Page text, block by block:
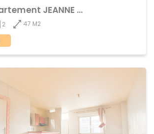
Achat Appartement JEANNE d'ARC - BEAULIEU
2
47 M2